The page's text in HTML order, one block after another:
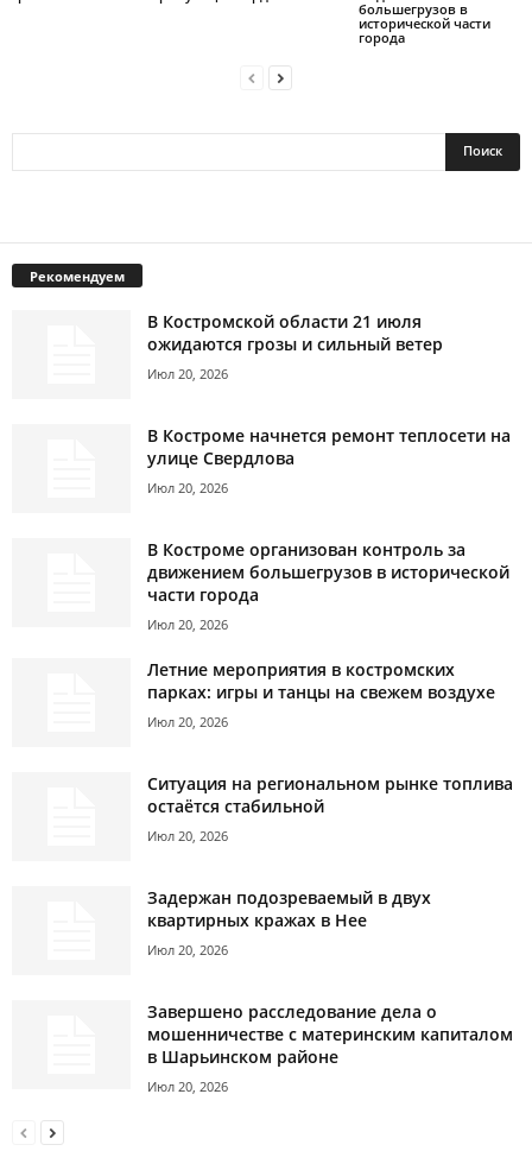
большегрузов в
исторической части
города
Рекомендуем
В Костромской области 21 июля
ожидаются грозы и сильный ветер
Июл 20, 2026
В Костроме начнется ремонт теплосети на
улице Свердлова
Июл 20, 2026
В Костроме организован контроль за
движением большегрузов в исторической
части города
Июл 20, 2026
Летние мероприятия в костромских
парках: игры и танцы на свежем воздухе
Июл 20, 2026
Ситуация на региональном рынке топлива
остаётся стабильной
Июл 20, 2026
Задержан подозреваемый в двух
квартирных кражах в Нее
Июл 20, 2026
Завершено расследование дела о
мошенничестве с материнским капиталом
в Шарьинском районе
Июл 20, 2026